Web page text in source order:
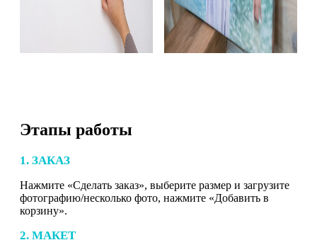
Этапы работы
1. ЗАКАЗ
Нажмите «Сделать заказ», выберите размер и загрузите
фотографию/несколько фото, нажмите «Добавить в
корзину».
2. МАКЕТ